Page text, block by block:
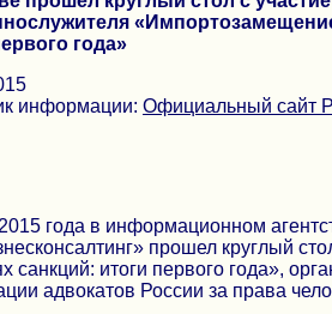
года»
информации: Официальный сайт
года в информационном
прошел круглый
санкций: итоги первого года»,
адвокатов России за права